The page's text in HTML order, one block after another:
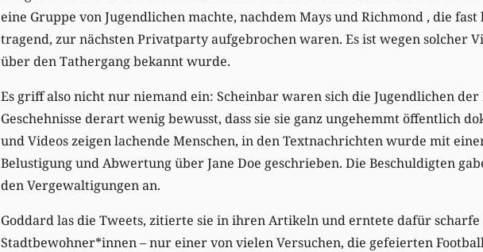
eine Gruppe von Jugendlichen machte, nachdem Mays und Richmond , die fast
tragend, zur nächsten Privatparty aufgebrochen waren. Es ist wegen solcher
über den Tathergang bekannt wurde.
Es griff also nicht nur niemand ein: Scheinbar waren sich die Jugendlichen
Geschehnisse derart wenig bewusst, dass sie sie ganz ungehemmt öffentlich
und Videos zeigen lachende Menschen, in den Textnachrichten wurde mit
Belustigung und Abwertung über Jane Doe geschrieben. Die Beschuldigten
den Vergewaltigungen an.
Goddard las die Tweets, zitierte sie in ihren Artikeln und erntete dafür
Stadtbewohner*innen – nur einer von vielen Versuchen, die gefeierten